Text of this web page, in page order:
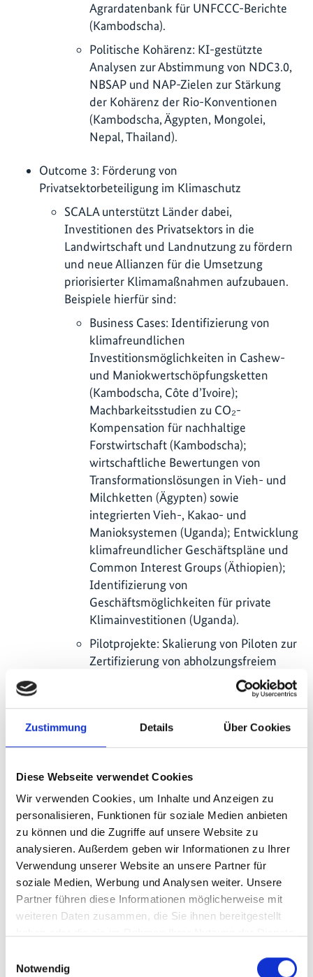
Zustimmung Details Über Cookies
Diese Webseite verwendet Cookies
Wir verwenden Cookies, um Inhalte und Anzeigen zu
personalisieren, Funktionen für soziale Medien anbieten
zu können und die Zugriffe auf unsere Website zu
analysieren. Außerdem geben wir Informationen zu Ihrer
Verwendung unserer Website an unsere Partner für
soziale Medien, Werbung und Analysen weiter. Unsere
Partner führen diese Informationen möglicherweise mit
weiteren Daten zusammen, die Sie ihnen bereitgestellt
Notwendig
Agrardatenbank für UNFCCC-Berichte
(Kambodscha).
Politische Kohärenz: KI-gestützte
Analysen zur Abstimmung von NDC3.0,
NBSAP und NAP-Zielen zur Stärkung
der Kohärenz der Rio-Konventionen
(Kambodscha, Ägypten, Mongolei,
Nepal, Thailand).
Outcome 3: Förderung von
Privatsektorbeteiligung im Klimaschutz
SCALA unterstützt Länder dabei,
Investitionen des Privatsektors in die
Landwirtschaft und Landnutzung zu fördern
und neue Allianzen für die Umsetzung
priorisierter Klimamaßnahmen aufzubauen.
Beispiele hierfür sind:
Business Cases: Identifizierung von
klimafreundlichen
Investitionsmöglichkeiten in Cashew-
und Maniokwertschöpfungsketten
(Kambodscha, Côte d’Ivoire);
Machbarkeitsstudien zu CO₂-
Kompensation für nachhaltige
Forstwirtschaft (Kambodscha);
wirtschaftliche Bewertungen von
Transformationslösungen in Vieh- und
Milchketten (Ägypten) sowie
integrierten Vieh-, Kakao- und
Manioksystemen (Uganda); Entwicklung
klimafreundlicher Geschäftspläne und
Common Interest Groups (Äthiopien);
Identifizierung von
Geschäftsmöglichkeiten für private
Klimainvestitionen (Uganda).
Pilotprojekte: Skalierung von Piloten zur
Zertifizierung von abholzungsfreiem
klimaangepasster Landwirtschaft
(Kolumbien); Pilotprojekte für Payments
for Ecosystem Services zur Boden-
Kohlenstoffbindung (Costa Rica);
naturbasierte Landwirtschaftslösungen
zur Demonstration skalierbarer Ansätze
(Nepal).
Projektkonzepte: Unterstützung bei
Konzepten für nachhaltige
Viehwirtschaft im Arenal-Norte Huetar-
Gebiet (Costa Rica, 5,8 Mio. US$),
Landschaftsrestaurierung für
Gemeinschaften (Senegal, LDCF) und